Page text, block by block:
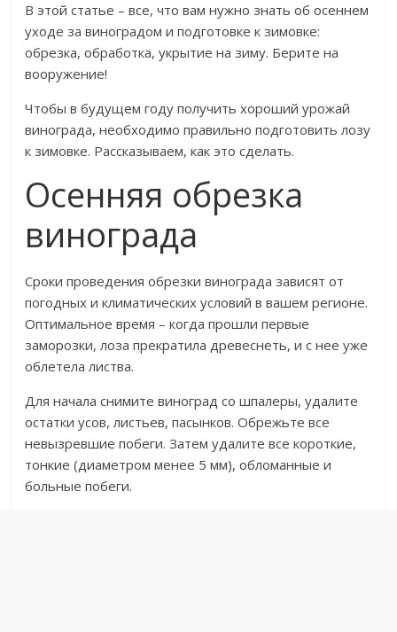
В этой статье – все, что вам нужно знать об осеннем
уходе за виноградом и подготовке к зимовке:
обрезка, обработка, укрытие на зиму. Берите на
вооружение!
Чтобы в будущем году получить хороший урожай
винограда, необходимо правильно подготовить лозу
к зимовке. Рассказываем, как это сделать.
Осенняя обрезка
винограда
Сроки проведения обрезки винограда зависят от
погодных и климатических условий в вашем регионе.
Оптимальное время – когда прошли первые
заморозки, лоза прекратила древеснеть, и с нее уже
облетела листва.
Для начала снимите виноград со шпалеры, удалите
остатки усов, листьев, пасынков. Обрежьте все
невызревшие побеги. Затем удалите все короткие,
тонкие (диаметром менее 5 мм), обломанные и
больные побеги.